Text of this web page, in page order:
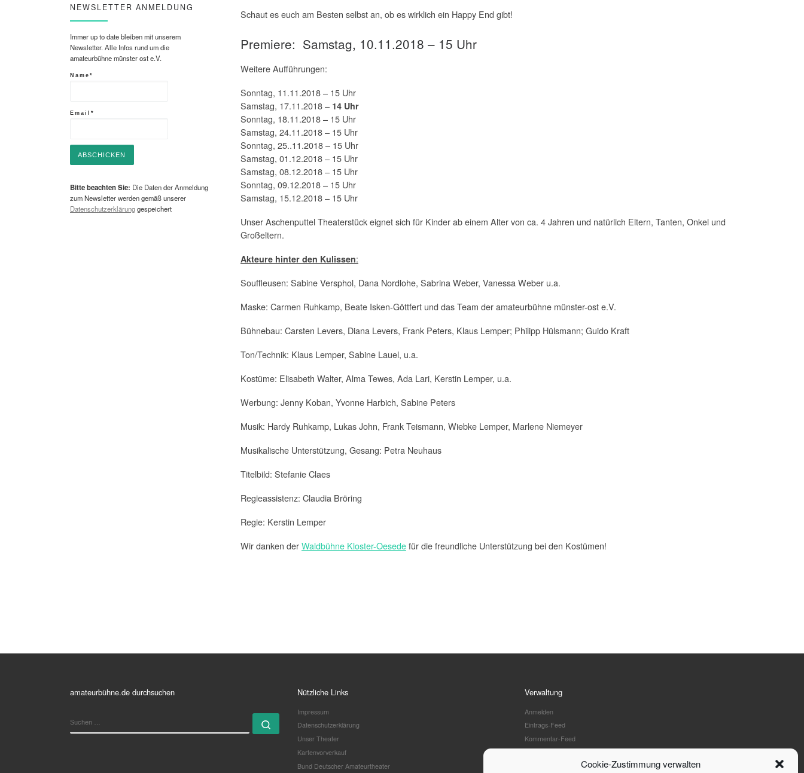
Cookie-Zustimmung verwalten
Schaut es euch am Besten selbst an, ob es wirklich ein Happy End gibt!
Premiere: Samstag, 10.11.2018 – 15 Uhr
Weitere Aufführungen:
Sonntag, 11.11.2018 – 15 Uhr
Samstag, 17.11.2018 – 14 Uhr
Sonntag, 18.11.2018 – 15 Uhr
Samstag, 24.11.2018 – 15 Uhr
Sonntag, 25..11.2018 – 15 Uhr
Samstag, 01.12.2018 – 15 Uhr
Samstag, 08.12.2018 – 15 Uhr
Sonntag, 09.12.2018 – 15 Uhr
Samstag, 15.12.2018 – 15 Uhr
Unser Aschenputtel Theaterstück eignet sich für Kinder ab einem Alter von ca. 4 Jahren und natürlich Eltern, Tanten, Onkel und
Großeltern.
Akteure hinter den Kulissen:
Souffleusen: Sabine Versphol, Dana Nordlohe, Sabrina Weber, Vanessa Weber u.a.
Maske: Carmen Ruhkamp, Beate Isken-Göttfert und das Team der amateurbühne münster-ost e.V.
Bühnebau: Carsten Levers, Diana Levers, Frank Peters, Klaus Lemper; Philipp Hülsmann; Guido Kraft
Ton/Technik: Klaus Lemper, Sabine Lauel, u.a.
Kostüme: Elisabeth Walter, Alma Tewes, Ada Lari, Kerstin Lemper, u.a.
Werbung: Jenny Koban, Yvonne Harbich, Sabine Peters
Musik: Hardy Ruhkamp, Lukas John, Frank Teismann, Wiebke Lemper, Marlene Niemeyer
Musikalische Unterstützung, Gesang: Petra Neuhaus
Titelbild: Stefanie Claes
Regieassistenz: Claudia Bröring
Regie: Kerstin Lemper
Wir danken derWaldbühne Kloster-Oesedefür die freundliche Unterstützung bei den Kostümen!
NEWSLETTER ANMELDUNG
Immer up to date bleiben mit unserem
Newsletter. Alle Infos rund um die
amateurbühne münster ost e.V.
Name*
Email*
Bitte beachten Sie: Die Daten der Anmeldung
zum Newsletter werden gemäß unserer
Datenschutzerklärunggespeichert
amateurbühne.de durchsuchen
Suchen …
Nützliche Links
Impressum
Datenschutzerklärung
Unser Theater
Kartenvorverkauf
Bund Deutscher Amateurtheater
Verwaltung
Anmelden
Eintrags-Feed
Kommentar-Feed